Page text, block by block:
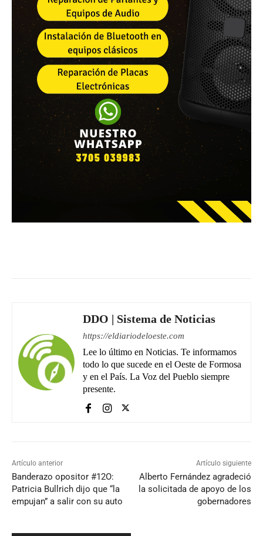
DDO | Sistema de Noticias
https://eldiariodeloeste.com
Lee lo último en Noticias. Te informamos
todo lo que sucede en el Oeste de Formosa
y en el País. La Voz del Pueblo siempre
presente.
Artículo anterior
Banderazo opositor #12O:
Patricia Bullrich dijo que “la
empujan” a salir con su auto
Artículo siguiente
Alberto Fernández agradeció
la solicitada de apoyo de los
gobernadores